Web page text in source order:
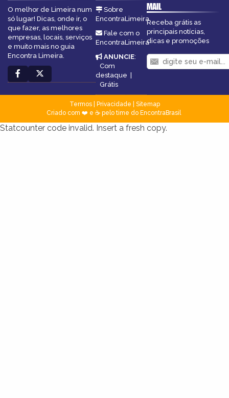
O melhor de Limeira num
só lugar! Dicas, onde ir, o
que fazer, as melhores
empresas, locais, serviços
e muito mais no guia
Encontra Limeira.
Sobre
EncontraLimeira
Fale com o
EncontraLimeira
ANUNCIE:
Com
destaque
Grátis
MAIL
Receba grátis as
principais notícias,
dicas e promoções
Termos| Privacidade
Sitemap
Criado com ❤️ e ☕ pelo time do EncontraBrasil
Statcounter code invalid. Insert a fresh copy.